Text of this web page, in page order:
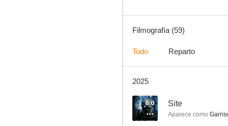
Filmografía (59)
Todo Reparto
2025
6.0 Site
Aparece como